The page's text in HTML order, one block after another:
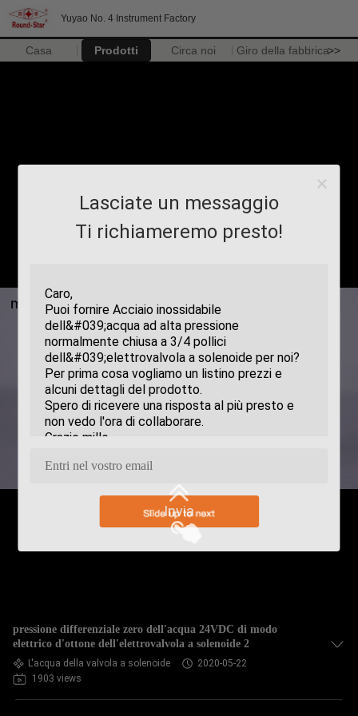
Yuyao No. 4 Instrument Factory
Casa Prodotti Circa noi Giro della fabbrica>>
Lasciate un messaggio
Ti richiameremo presto!
Invia
pressione differenziale zero dell'acqua 24VDC di modo
elettrico d'ottone dell'elettrovalvola a solenoide 2
L'acqua della valvola a solenoide
2020-05-22
1903 views